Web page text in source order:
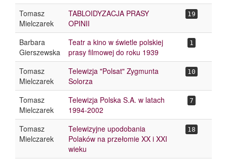
Tomasz
Mielczarek
TABLOIDYZACJA PRASY
OPINII
19
Barbara
Gierszewska
Teatr a kino w świetle polskiej
prasy filmowej do roku 1939
1
Tomasz
Mielczarek
Telewizja "Polsat" Zygmunta
Solorza
10
Tomasz
Mielczarek
Telewizja Polska S.A. w latach
1994-2002
7
Tomasz
Mielczarek
Telewizyjne upodobania
Polaków na przełomie XX i XXI
wieku
18